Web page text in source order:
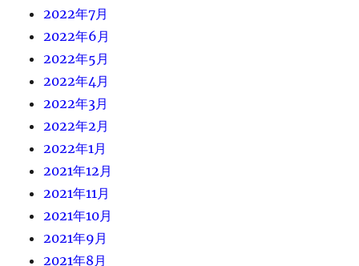
2022年7月
2022年6月
2022年5月
2022年4月
2022年3月
2022年2月
2022年1月
2021年12月
2021年11月
2021年10月
2021年9月
2021年8月